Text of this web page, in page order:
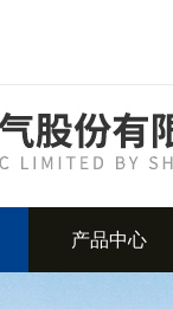
产品中心